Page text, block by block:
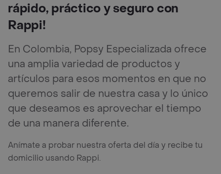
rápido, práctico y seguro con
Rappi!
En Colombia, Popsy Especializada ofrece
una amplia variedad de productos y
artículos para esos momentos en que no
queremos salir de nuestra casa y lo único
que deseamos es aprovechar el tiempo
de una manera diferente.
Anímate a probar nuestra oferta del día y recibe tu
domicilio usando Rappi.